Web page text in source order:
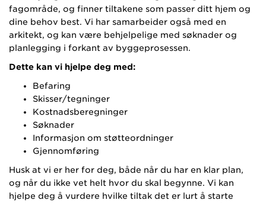
fagområde, og finner tiltakene som passer ditt hjem og
dine behov best. Vi har samarbeider også med en
arkitekt, og kan være behjelpelige med søknader og
planlegging i forkant av byggeprosessen.
Dette kan vi hjelpe deg med:
Befaring
Skisser/tegninger
Kostnadsberegninger
Søknader
Informasjon om støtteordninger
Gjennomføring
Husk at vi er her for deg, både når du har en klar plan,
og når du ikke vet helt hvor du skal begynne. Vi kan
hjelpe deg å vurdere hvilke tiltak det er lurt å starte